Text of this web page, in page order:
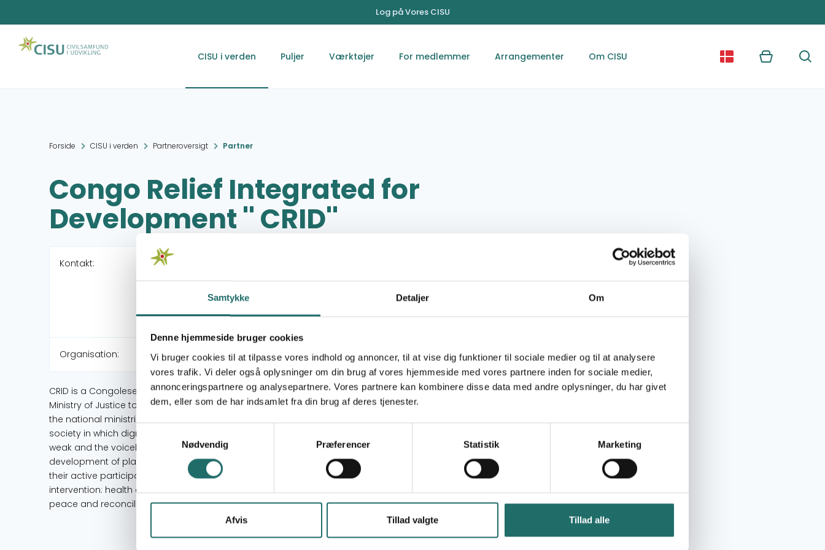
Samtykke Detaljer Om
Denne hjemmeside bruger cookies
Vi bruger cookies til at tilpasse vores indhold og annoncer, til at vise dig funktioner til sociale medier og til at analysere
vores trafik. Vi deler også oplysninger om din brug af vores hjemmeside med vores partnere inden for sociale medier,
annonceringspartnere og analysepartnere. Vores partnere kan kombinere disse data med andre oplysninger, du har givet
dem, eller som de har indsamlet fra din brug af deres tjenester.
Samtykkevalg
Nødvendig
Præferencer Statistik Marketing
Afvis Tillad valgte Tillad alle
Log på Vores CISU
CISU i verden Puljer Værktøjer For medlemmer Arrangementer Om CISU Kurv Søg
Forside CISU i verden Partneroversigt Partner
Congo Relief Integrated for
Development '' CRID''
Kontakt:
Commune d’Ibanda Bukavu
00243815416628/ 00243995739664
http://www.crid.org
Organisation: Dansk Congolesisk Forening (DCF)
CRID is a Congolese non-governmental organization established in 2006 and authorizes by the
Ministry of Justice to operate under the No F92 under F.92/10293 of 21/05/2007. CRID is registered with
the national ministries of planning, health, environment and sustainable development. Vision: A just
society in which dignity and human rights are respected, hence our motto "community with the
weak and the voiceless" Mission: Promote access to basic nutrition and health care and the
development of places and rural areas. To stimulate the development of local communities with
their active participation. Values: participation, partnership, equity and human dignity. Areas of
intervention: health and nutrition, food security, gender and education, environment protection,
peace and reconciliation, research